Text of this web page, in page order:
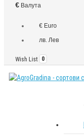
€ Валута
€ Euro
лв. Лев
Wish List 0